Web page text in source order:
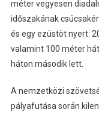
méter vegyesen
időszakának
és egy ezüstöt nyert:
valamint 100 méter
háton második lett.
A nemzetközi
pályafutása során